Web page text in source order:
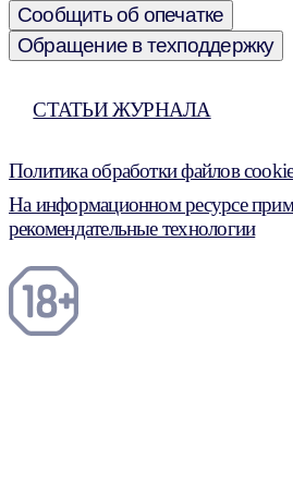
Сообщить об опечатке
Обращение в техподдержку
СТАТЬИ ЖУРНАЛА
Политика обработки файлов
На информационном ресурсе
рекомендательные технологии